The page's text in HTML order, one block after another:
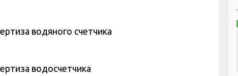
водяного счетчика
водосчетчика